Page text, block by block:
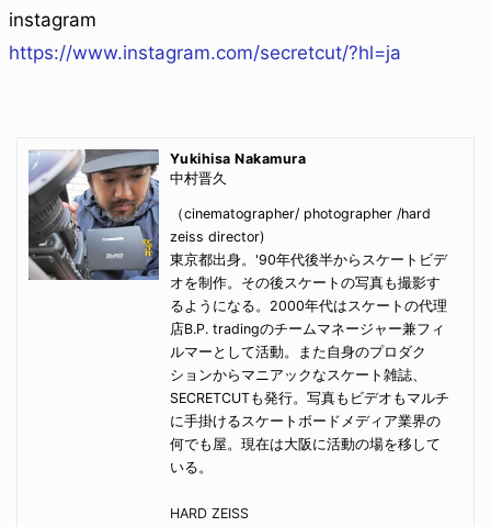
instagram
https://www.instagram.com/secretcut/?hl=ja
Yukihisa Nakamura
中村晋久
（cinematographer/ photographer /hard
zeiss director)
東京都出身。'90年代後半からスケートビデ
オを制作。その後スケートの写真も撮影す
るようになる。2000年代はスケートの代理
店B.P. tradingのチームマネージャー兼フィ
ルマーとして活動。また自身のプロダク
ションからマニアックなスケート雑誌、
SECRETCUTも発行。写真もビデオもマルチ
に手掛けるスケートボードメディア業界の
何でも屋。現在は大阪に活動の場を移して
いる。
HARD ZEISS